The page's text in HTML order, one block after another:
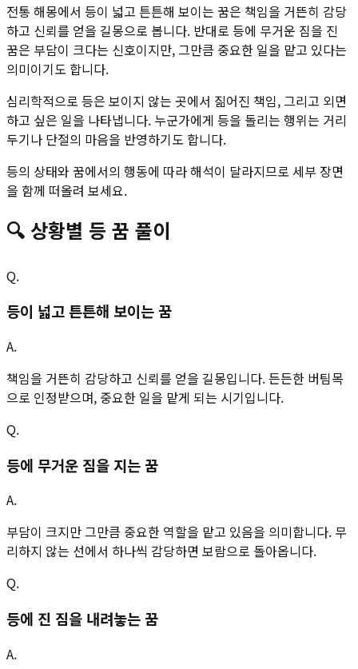
전통 해몽에서 등이 넓고 튼튼해 보이는 꿈은 책임을 거뜬히 감당
하고 신뢰를 얻을 길몽으로 봅니다. 반대로 등에 무거운 짐을 진
꿈은 부담이 크다는 신호이지만, 그만큼 중요한 일을 맡고 있다는
의미이기도 합니다.
심리학적으로 등은 보이지 않는 곳에서 짊어진 책임, 그리고 외면
하고 싶은 일을 나타냅니다. 누군가에게 등을 돌리는 행위는 거리
두기나 단절의 마음을 반영하기도 합니다.
등의 상태와 꿈에서의 행동에 따라 해석이 달라지므로 세부 장면
을 함께 떠올려 보세요.
🔍 상황별 등 꿈 풀이
Q.
등이 넓고 튼튼해 보이는 꿈
A.
책임을 거뜬히 감당하고 신뢰를 얻을 길몽입니다. 든든한 버팀목
으로 인정받으며, 중요한 일을 맡게 되는 시기입니다.
Q.
등에 무거운 짐을 지는 꿈
A.
부담이 크지만 그만큼 중요한 역할을 맡고 있음을 의미합니다. 무
리하지 않는 선에서 하나씩 감당하면 보람으로 돌아옵니다.
Q.
등에 진 짐을 내려놓는 꿈
A.